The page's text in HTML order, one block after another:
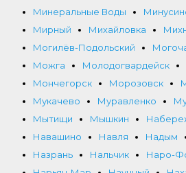
Минеральные Воды
Мирный
Михайловка
Могилёв-Подольский
Можга
Молодогвардейск
Мончегорск
Морозовск
Мукачево
Муравленко
Мытищи
Мышкин
Навашино
Навля Надым
Назрань
Нальчик
Наро-